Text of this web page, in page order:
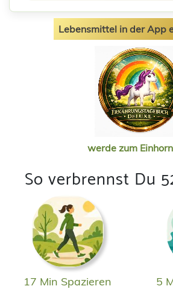
Lebensmittel in der App
werde zum Einhorn
So verbrennst Du
17 Min Spazieren 5